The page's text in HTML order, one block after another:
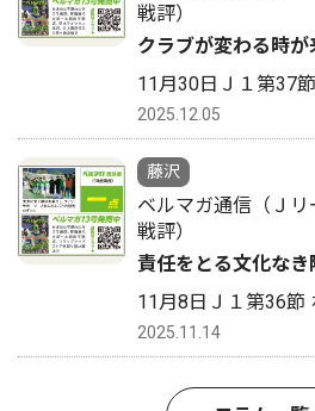
戦評）
クラブが変わる時が
11月30日Ｊ１第37
2025.12.05
藤沢
ベルマガ通信（Ｊリ
戦評）
責任をとる文化な
11月8日Ｊ１第36節
2025.11.14